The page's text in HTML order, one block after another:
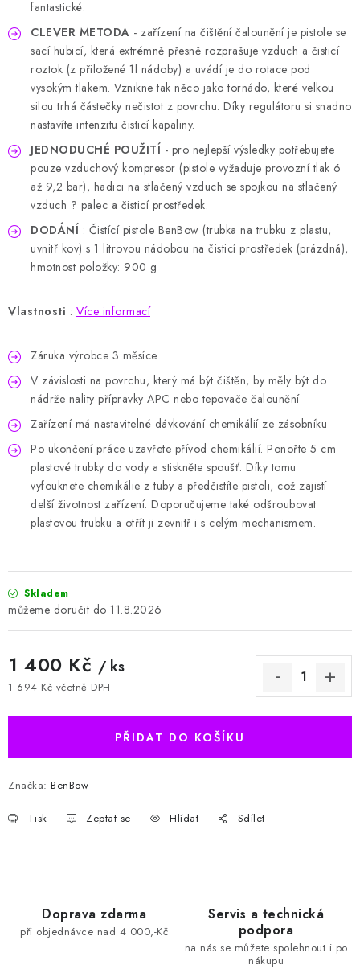
fantastické.
CLEVER METODA - zařízení na čištění čalounění je pistole se
sací hubicí, která extrémně přesně rozprašuje vzduch a čisticí
roztok (z přiložené 1l nádoby) a uvádí je do rotace pod
vysokým tlakem. Vznikne tak něco jako tornádo, které velkou
silou trhá částečky nečistot z povrchu. Díky regulátoru si snadno
nastavíte intenzitu čisticí kapaliny.
JEDNODUCHÉ POUŽITÍ - pro nejlepší výsledky potřebujete
pouze vzduchový kompresor (pistole vyžaduje provozní tlak 6
až 9,2 bar), hadici na stlačený vzduch se spojkou na stlačený
vzduch ? palec a čisticí prostředek.
DODÁNÍ : Čistící pistole BenBow (trubka na trubku z plastu,
uvnitř kov) s 1 litrovou nádobou na čisticí prostředek (prázdná),
hmotnost položky: 900 g
Vlastnosti : Více informací
Záruka výrobce 3 měsíce
V závislosti na povrchu, který má být čištěn, by měly být do
nádrže nality přípravky APC nebo tepovače čalounění
Zařízení má nastavitelné dávkování chemikálií ze zásobníku
Po ukončení práce uzavřete přívod chemikálií. Ponořte 5 cm
plastové trubky do vody a stiskněte spoušť. Díky tomu
vyfouknete chemikálie z tuby a předčistíte pistoli, což zajistí
delší životnost zařízení. Doporučujeme také odšroubovat
plastovou trubku a otřít ji zevnitř i s celým mechanismem.
Skladem
11.8.2026
1 400 Kč / ks
1 694 Kč včetně DPH
PŘIDAT DO KOŠÍKU
Značka: BenBow
Tisk Zeptat se Hlídat Sdílet
Doprava zdarma
při objednávce nad 4 000,-Kč
Servis a technická
podpora
na nás se můžete spolehnout i po
nákupu